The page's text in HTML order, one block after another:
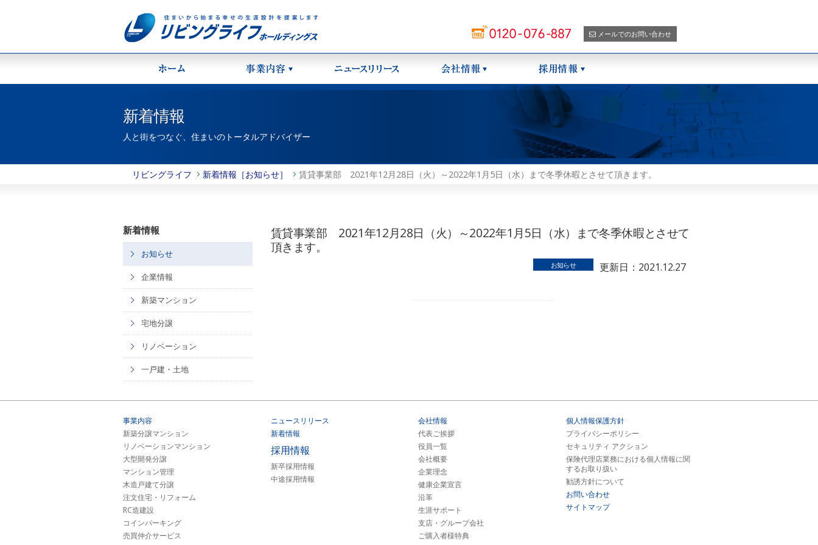
メールでのお問い合わせ
新着情報
人と街をつなぐ、住まいのトータルアドバイザー
リビングライフ 新着情報［お知らせ］ 賃貸事業部 2021年12月28日（火）～2022年1月5日（水）まで冬季休暇とさせて頂きます。
賃貸事業部 2021年12月28日（火）～2022年1月5日（水）まで冬季休暇とさせて
頂きます。
更新日：2021.12.27
お知らせ
新着情報
お知らせ
企業情報
新築マンション
宅地分譲
リノベーション
一戸建・土地
事業内容
新築分譲マンション
リノベーションマンション
大型開発分譲
マンション管理
木造戸建て分譲
注文住宅・リフォーム
RC造建設
コインパーキング
売買仲介サービス
ニュースリリース
新着情報
採用情報
新卒採用情報
中途採用情報
会社情報
代表ご挨拶
役員一覧
会社概要
企業理念
健康企業宣言
沿革
生涯サポート
支店・グループ会社
ご購入者様特典
個人情報保護方針
プライバシーポリシー
セキュリティ アクション
保険代理店業務における個人情報に関
するお取り扱い
勧誘方針について
お問い合わせ
サイトマップ